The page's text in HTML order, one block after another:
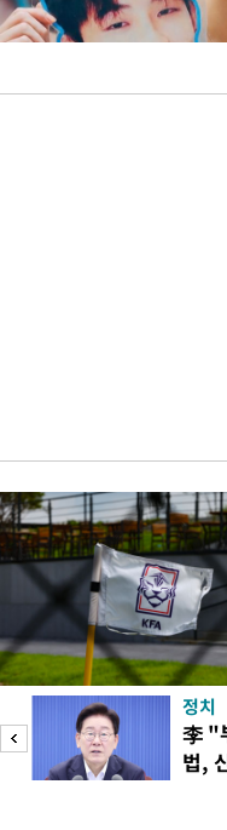
정치
李 "
법,